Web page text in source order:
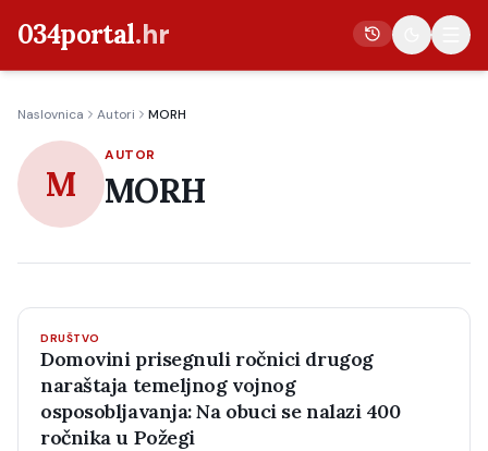
034portal.hr
Vijesti
Crna kronika
Poljoprivreda
Politika
Život
Sport
Naslovnica Autori MORH
M
AUTOR
MORH
DRUŠTVO
Domovini prisegnuli ročnici drugog
naraštaja temeljnog vojnog
osposobljavanja: Na obuci se nalazi 400
ročnika u Požegi